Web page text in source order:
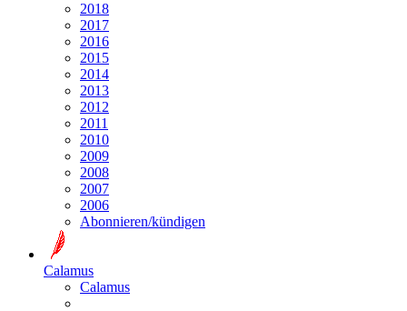
2018
2017
2016
2015
2014
2013
2012
2011
2010
2009
2008
2007
2006
Abonnieren/kündigen
Calamus
Calamus